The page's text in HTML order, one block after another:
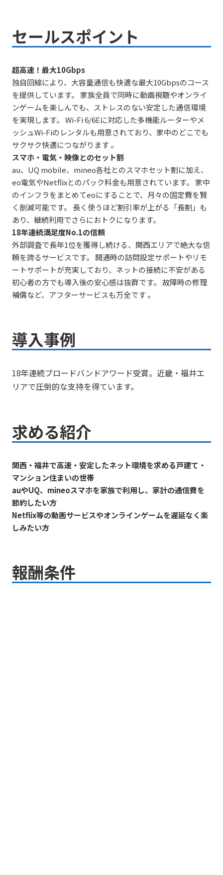
セールスポイント
超高速！最大10Gbps
独自回線により、大容量通信も快適な最大10Gbpsのコース
を提供しています。 家族全員で同時に動画視聴やオンライ
ンゲームを楽しんでも、ストレスのない安定した通信環境
を実現します。 Wi-Fi 6/6Eに対応した多機能ルーターやメ
ッシュWi-Fiのレンタルも用意されており、家中のどこでも
サクサク快適につながります 。
スマホ・電気・映像とのセット割
au、UQ mobile、mineo各社とのスマホセット割に加え、
eo電気やNetflixとのパック料金も用意されています。 家中
のインフラをまとめてeoにすることで、月々の固定費を賢
く削減可能です。 長く使うほど割引率が上がる「長割」も
あり、継続利用でさらにおトクになります。
18年連続満足度No.1の信頼
外部調査で長年1位を獲得し続ける、関西エリアで絶大な信
頼を誇るサービスです。 開通時の訪問設定サポートやリモ
ートサポートが充実しており、ネットの接続に不安がある
初心者の方でも導入後の安心感は抜群です。 故障時の修理
補償など、アフターサービスも万全です 。
導入事例
18年連続ブロードバンドアワード受賞。近畿・福井エ
リアで圧倒的な支持を得ています。
求める紹介
関西・福井で高速・安定したネット環境を求める戸建て・
マンション住まいの世帯
auやUQ、mineoスマホを家族で利用し、家計の通信費を
節約したい方
Netflix等の動画サービスやオンラインゲームを遅延なく楽
しみたい方
報酬条件